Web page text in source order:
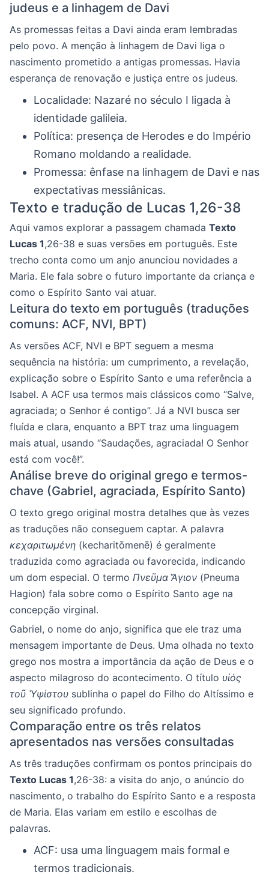
judeus e a linhagem de Davi
As promessas feitas a Davi ainda eram lembradas
pelo povo. A menção à linhagem de Davi liga o
nascimento prometido a antigas promessas. Havia
esperança de renovação e justiça entre os judeus.
Localidade: Nazaré no século I ligada à
identidade galileia.
Política: presença de Herodes e do Império
Romano moldando a realidade.
Promessa: ênfase na linhagem de Davi e nas
expectativas messiânicas.
Texto e tradução de Lucas 1,26-38
Aqui vamos explorar a passagem chamada Texto
Lucas 1,26-38 e suas versões em português. Este
trecho conta como um anjo anunciou novidades a
Maria. Ele fala sobre o futuro importante da criança e
como o Espírito Santo vai atuar.
Leitura do texto em português (traduções
comuns: ACF, NVI, BPT)
As versões ACF, NVI e BPT seguem a mesma
sequência na história: um cumprimento, a revelação,
explicação sobre o Espírito Santo e uma referência a
Isabel. A ACF usa termos mais clássicos como “Salve,
agraciada; o Senhor é contigo”. Já a NVI busca ser
fluída e clara, enquanto a BPT traz uma linguagem
mais atual, usando “Saudações, agraciada! O Senhor
está com você!”.
Análise breve do original grego e termos-
chave (Gabriel, agraciada, Espírito Santo)
O texto grego original mostra detalhes que às vezes
as traduções não conseguem captar. A palavra
κεχαριτωμένη (kecharitōmenē) é geralmente
traduzida como agraciada ou favorecida, indicando
um dom especial. O termo Πνεῦμα Ἅγιον (Pneuma
Hagion) fala sobre como o Espírito Santo age na
concepção virginal.
Gabriel, o nome do anjo, significa que ele traz uma
mensagem importante de Deus. Uma olhada no texto
grego nos mostra a importância da ação de Deus e o
aspecto milagroso do acontecimento. O título υἱός
τοῦ Ὑψίστου sublinha o papel do Filho do Altíssimo e
seu significado profundo.
Comparação entre os três relatos
apresentados nas versões consultadas
As três traduções confirmam os pontos principais do
Texto Lucas 1,26-38: a visita do anjo, o anúncio do
nascimento, o trabalho do Espírito Santo e a resposta
de Maria. Elas variam em estilo e escolhas de
palavras.
ACF: usa uma linguagem mais formal e
termos tradicionais.